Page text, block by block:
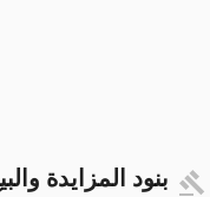
بنود المزايدة